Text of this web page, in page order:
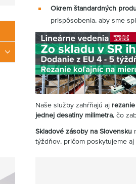
Okrem štandardných
prispôsobenia, aby sme
Naše služby zahŕňajú aj
jednej desatiny milimetra, čo
Skladové zásoby na Slovensku
týždňov, pričom poskytujeme aj